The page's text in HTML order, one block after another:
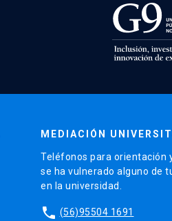
MEDIACIÓN
Teléfonos para orientación
se ha vulnerado alguno de
en la universidad.
phone (56)95504 1691